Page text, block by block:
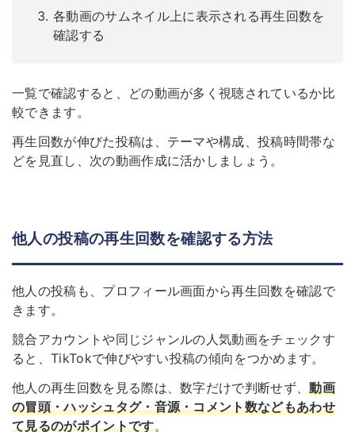
各動画のサムネイル上に表示される再生回数を
確認する
一覧で確認すると、どの動画が多く視聴されているか比
較できます。
再生回数が伸びた投稿は、テーマや構成、投稿時間帯な
どを見直し、次の動画作成に活かしましょう。
他人の投稿の再生回数を確認する方法
他人の投稿も、プロフィール画面から再生回数を確認で
きます。
競合アカウントや同じジャンルの人気動画をチェックす
ると、TikTokで伸びやすい投稿の傾向をつかめます。
他人の再生回数を見る際は、数字だけで判断せず、動画
の冒頭・ハッシュタグ・音源・コメント数などもあわせ
て見るのがポイントです。